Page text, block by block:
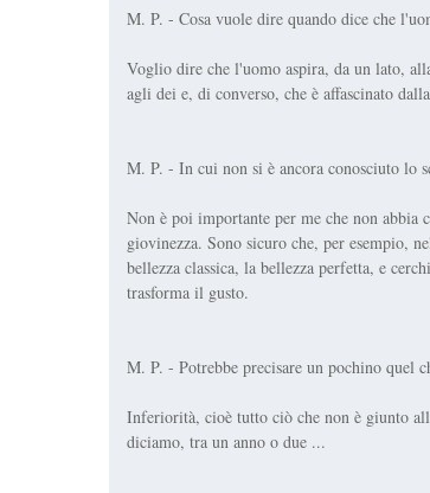
M. P. - Cosa vuole dire quando dice che
Voglio dire che l'uomo aspira, da un lato,
agli dei e, di converso, che è affascinato
M. P. - In cui non si è ancora conosciuto lo
Non è poi importante per me che non abbia
giovinezza. Sono sicuro che, per esempio,
bellezza classica, la bellezza perfetta, e
trasforma il gusto.
M. P. - Potrebbe precisare un pochino quel
Inferiorità, cioè tutto ciò che non è giunto
diciamo, tra un anno o due ...